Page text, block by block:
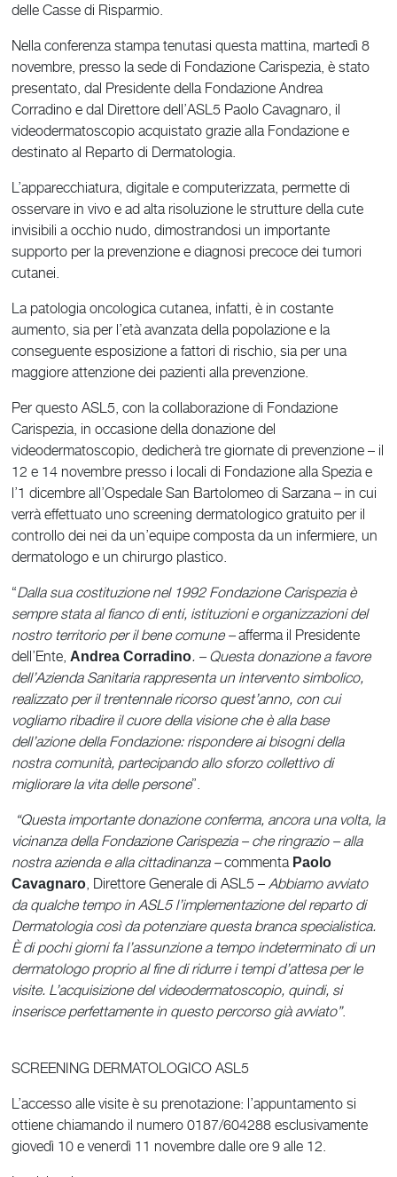
delle Casse di Risparmio.
Nella conferenza stampa tenutasi questa mattina, martedì 8
novembre, presso la sede di Fondazione Carispezia, è stato
presentato, dal Presidente della Fondazione Andrea
Corradino e dal Direttore dell’ASL5 Paolo Cavagnaro, il
videodermatoscopio acquistato grazie alla Fondazione e
destinato al Reparto di Dermatologia.
L’apparecchiatura, digitale e computerizzata, permette di
osservare in vivo e ad alta risoluzione le strutture della cute
invisibili a occhio nudo, dimostrandosi un importante
supporto per la prevenzione e diagnosi precoce dei tumori
cutanei.
La patologia oncologica cutanea, infatti, è in costante
aumento, sia per l’età avanzata della popolazione e la
conseguente esposizione a fattori di rischio, sia per una
maggiore attenzione dei pazienti alla prevenzione.
Per questo ASL5, con la collaborazione di Fondazione
Carispezia, in occasione della donazione del
videodermatoscopio, dedicherà tre giornate di prevenzione – il
12 e 14 novembre presso i locali di Fondazione alla Spezia e
l’1 dicembre all’Ospedale San Bartolomeo di Sarzana – in cui
verrà effettuato uno screening dermatologico gratuito per il
controllo dei nei da un’equipe composta da un infermiere, un
dermatologo e un chirurgo plastico.
“Dalla sua costituzione nel 1992 Fondazione Carispezia è
sempre stata al fianco di enti, istituzioni e organizzazioni del
nostro territorio per il bene comune –afferma il Presidente
dell’Ente, Andrea Corradino. – Questa donazione a favore
dell’Azienda Sanitaria rappresenta un intervento simbolico,
realizzato per il trentennale ricorso quest’anno, con cui
vogliamo ribadire il cuore della visione che è alla base
dell’azione della Fondazione: rispondere ai bisogni della
nostra comunità, partecipando allo sforzo collettivo di
migliorare la vita delle persone”.
“Questa importante donazione conferma, ancora una volta, la
vicinanza della Fondazione Carispezia – che ringrazio – alla
nostra azienda e alla cittadinanza –commenta Paolo
Cavagnaro , Direttore Generale di ASL5 –Abbiamo avviato
da qualche tempo in ASL5 l’implementazione del reparto di
Dermatologia così da potenziare questa branca specialistica.
È di pochi giorni fa l’assunzione a tempo indeterminato di un
dermatologo proprio al fine di ridurre i tempi d’attesa per le
visite. L’acquisizione del videodermatoscopio, quindi, si
inserisce perfettamente in questo percorso già avviato”.
SCREENING DERMATOLOGICO ASL5
L’accesso alle visite è su prenotazione: l’appuntamento si
ottiene chiamando il numero 0187/604288 esclusivamente
giovedì 10 e venerdì 11 novembre dalle ore 9 alle 12.